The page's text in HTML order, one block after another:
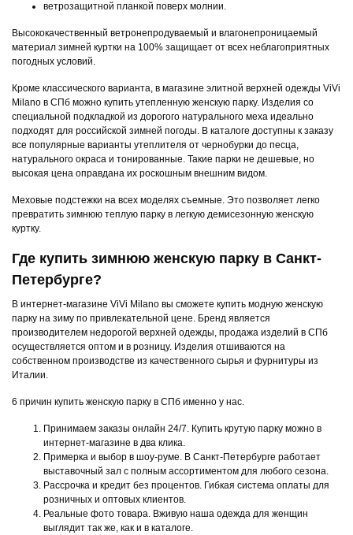
ветрозащитной планкой поверх молнии.
Высококачественный ветронепродуваемый и влагонепроницаемый
материал зимней куртки на 100% защищает от всех неблагоприятных
погодных условий.
Кроме классического варианта, в магазине элитной верхней одежды ViVi
Milano в СПб можно купить утепленную женскую парку. Изделия со
специальной подкладкой из дорогого натурального меха идеально
подходят для российской зимней погоды. В каталоге доступны к заказу
все популярные варианты утеплителя от чернобурки до песца,
натурального окраса и тонированные. Такие парки не дешевые, но
высокая цена оправдана их роскошным внешним видом.
Меховые подстежки на всех моделях съемные. Это позволяет легко
превратить зимнюю теплую парку в легкую демисезонную женскую
куртку.
Где купить зимнюю женскую парку в Санкт-
Петербурге?
В интернет-магазине ViVi Milano вы сможете купить модную женскую
парку на зиму по привлекательной цене. Бренд является
производителем недорогой верхней одежды, продажа изделий в СПб
осуществляется оптом и в розницу. Изделия отшиваются на
собственном производстве из качественного сырья и фурнитуры из
Италии.
6 причин купить женскую парку в СПб именно у нас.
Принимаем заказы онлайн 24/7. Купить крутую парку можно в
интернет-магазине в два клика.
Примерка и выбор в шоу-руме. В Санкт-Петербурге работает
выставочный зал с полным ассортиментом для любого сезона.
Рассрочка и кредит без процентов. Гибкая система оплаты для
розничных и оптовых клиентов.
Реальные фото товара. Вживую наша одежда для женщин
выглядит так же, как и в каталоге.